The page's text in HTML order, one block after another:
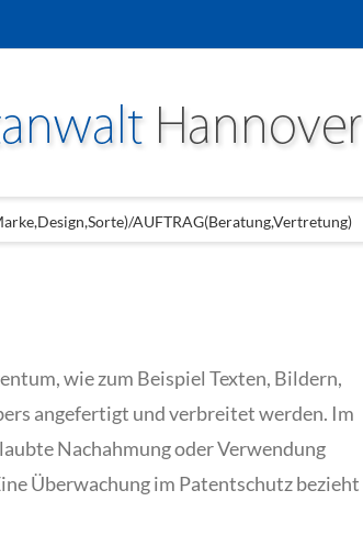
AUFTRAG(Beratung,Vertretung)
wie zum Beispiel Texten, Bildern,
angefertigt und verbreitet werden. Im
Nachahmung oder Verwendung
Überwachung im Patentschutz bezieht